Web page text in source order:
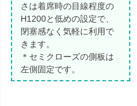
さは着席時の目線程度の
H1200と低めの設定で、
閉塞感なく気軽に利用で
きます。
＊セミクローズの側板は
左側固定です。